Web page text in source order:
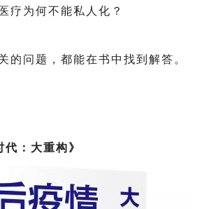
疗为何不能私人化？
的问题，都能在书中找到解答。
：大重构》